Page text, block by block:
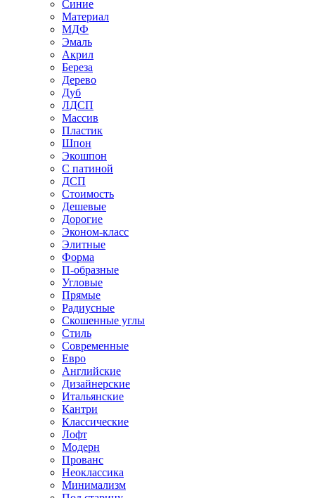
Синие
Материал
МДФ
Эмаль
Акрил
Береза
Дерево
Дуб
ЛДСП
Массив
Пластик
Шпон
Экошпон
С патиной
ДСП
Стоимость
Дешевые
Дорогие
Эконом-класс
Элитные
Форма
П-образные
Угловые
Прямые
Радиусные
Скошенные углы
Стиль
Современные
Евро
Английские
Дизайнерские
Итальянские
Кантри
Классические
Лофт
Модерн
Прованс
Неоклассика
Минимализм